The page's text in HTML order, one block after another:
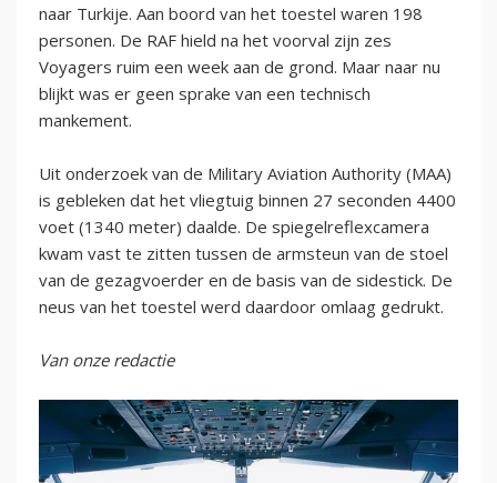
naar Turkije. Aan boord van het toestel waren 198
personen. De RAF hield na het voorval zijn zes
Voyagers ruim een week aan de grond. Maar naar nu
blijkt was er geen sprake van een technisch
mankement.
Uit onderzoek van de Military Aviation Authority (MAA)
is gebleken dat het vliegtuig binnen 27 seconden 4400
voet (1340 meter) daalde. De spiegelreflexcamera
kwam vast te zitten tussen de armsteun van de stoel
van de gezagvoerder en de basis van de sidestick. De
neus van het toestel werd daardoor omlaag gedrukt.
Van onze redactie